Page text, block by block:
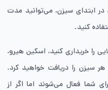
در ابتدای سیزن، می‌توانید مدت
کنید.
را خریداری کنید، اسکین هیرو،
سیزن را دریافت خواهید کرد.
شما فعال می‌شوند اما اگر از